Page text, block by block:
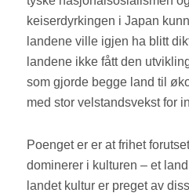
keiserdyrkingen i Japan
landene ville igjen ha blitt
landene ikke fått den
som gjorde begge land til
med stor velstandsvekst for
Poenget er er at frihet
dominerer i kulturen – et
landet kultur er preget av